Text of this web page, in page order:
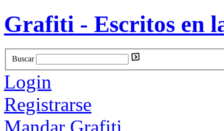
Grafiti - Escritos en
Buscar
Login
Registrarse